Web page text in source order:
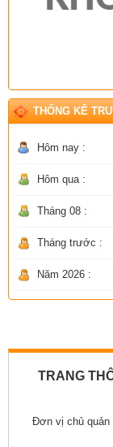
THỐNG KÊ
Hôm nay :
Hôm qua :
Tháng 08 :
Tháng trước :
Năm 2026 :
TRANG
Đơn vị chủ quản